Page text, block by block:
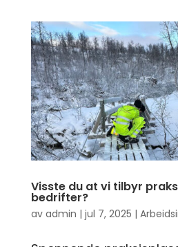
Visste du at vi tilbyr
bedrifter?
av admin | jul 7, 2025 |